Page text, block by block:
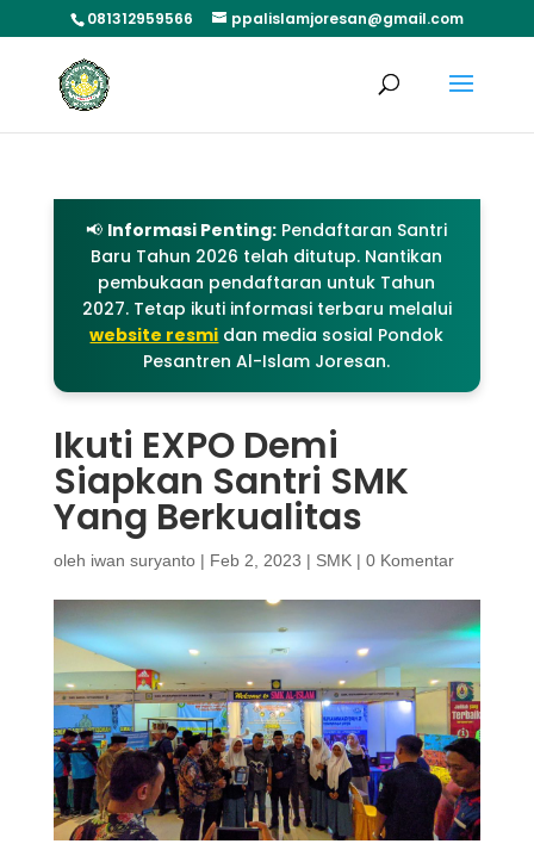
081312959566 ppalislamjoresan@gmail.com
📢 Informasi Penting: Pendaftaran Santri
Baru Tahun 2026 telah ditutup. Nantikan
pembukaan pendaftaran untuk Tahun
2027. Tetap ikuti informasi terbaru melalui
website resmi dan media sosial Pondok
Pesantren Al-Islam Joresan.
Ikuti EXPO Demi
Siapkan Santri SMK
Yang Berkualitas
oleh iwan suryanto| Feb 2, 2023 | SMK| 0 Komentar